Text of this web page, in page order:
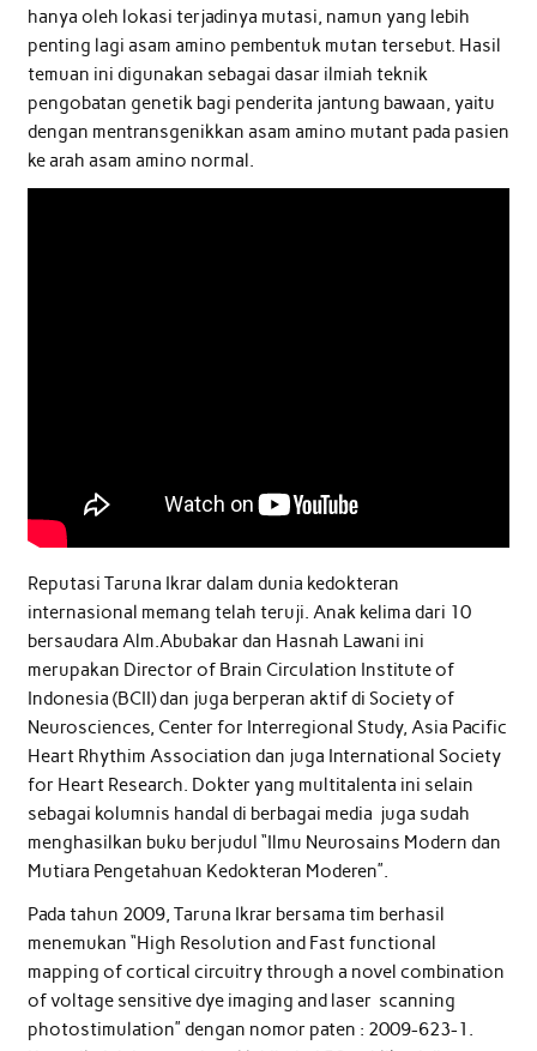
hanya oleh lokasi terjadinya mutasi, namun yang lebih
penting lagi asam amino pembentuk mutan tersebut. Hasil
temuan ini digunakan sebagai dasar ilmiah teknik
pengobatan genetik bagi penderita jantung bawaan, yaitu
dengan mentransgenikkan asam amino mutant pada pasien
ke arah asam amino normal.
Reputasi Taruna Ikrar dalam dunia kedokteran
internasional memang telah teruji. Anak kelima dari 10
bersaudara Alm.Abubakar dan Hasnah Lawani ini
merupakan Director of Brain Circulation Institute of
Indonesia (BCII) dan juga berperan aktif di Society of
Neurosciences, Center for Interregional Study, Asia Pacific
Heart Rhythim Association dan juga International Society
for Heart Research. Dokter yang multitalenta ini selain
sebagai kolumnis handal di berbagai media juga sudah
menghasilkan buku berjudul “Ilmu Neurosains Modern dan
Mutiara Pengetahuan Kedokteran Moderen”.
Pada tahun 2009, Taruna Ikrar bersama tim berhasil
menemukan “High Resolution and Fast functional
mapping of cortical circuitry through a novel combination
of voltage sensitive dye imaging and laser scanning
photostimulation” dengan nomor paten : 2009-623-1.